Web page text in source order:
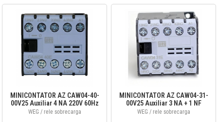
MINICONTATOR AZ CAW04-40-
00V25 Auxiliar 4 NA 220V 60Hz
12896400
WEG / rele sobrecarga
MINICONTATOR AZ CAW04-31-
00V25 Auxiliar 3 NA + 1 NF
220V 60Hz 12896422
WEG / rele sobrecarga